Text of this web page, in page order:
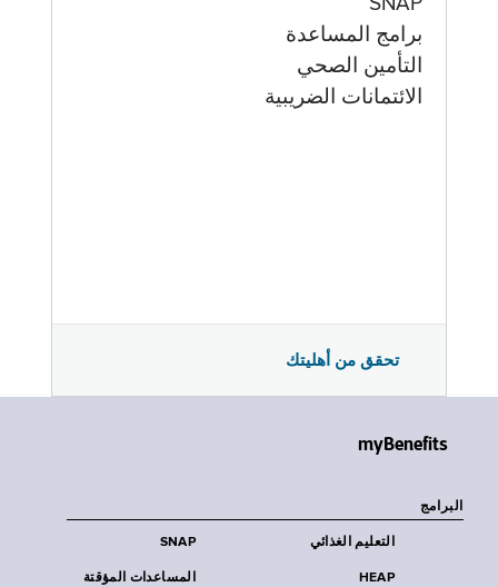
SNAP
برامج المساعدة
التأمين الصحي
الائتمانات الضريبية
تحقق من أهليتك
myBenefits
البرامج
SNAP التعليم الغذائي
المساعدات المؤقتة HEAP